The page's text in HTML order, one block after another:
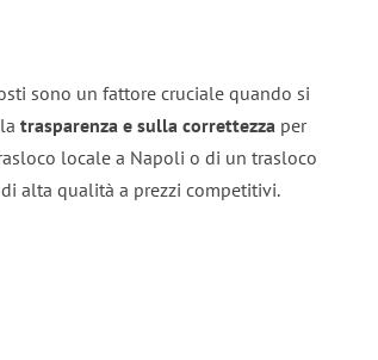
sono un fattore cruciale quando si
trasparenza e sulla correttezza per
locale a Napoli o di un trasloco
alta qualità a prezzi competitivi.